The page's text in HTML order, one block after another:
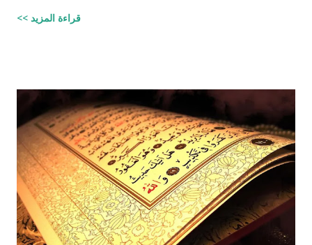
قراءة المزيد >>